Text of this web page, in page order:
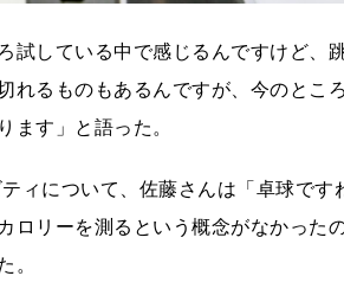
試している中で感じるんですけど、
れるものもあるんですが、今のとこ
ます」と語った。
ィについて、佐藤さんは「卓球です
ロリーを測るという概念がなかった
。